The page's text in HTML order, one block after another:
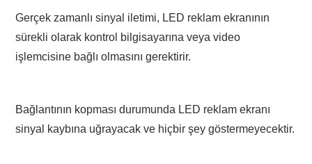
Gerçek zamanlı sinyal iletimi, LED reklam ekranının
sürekli olarak kontrol bilgisayarına veya video
işlemcisine bağlı olmasını gerektirir.
Bağlantının kopması durumunda LED reklam ekranı
sinyal kaybına uğrayacak ve hiçbir şey göstermeyecektir.